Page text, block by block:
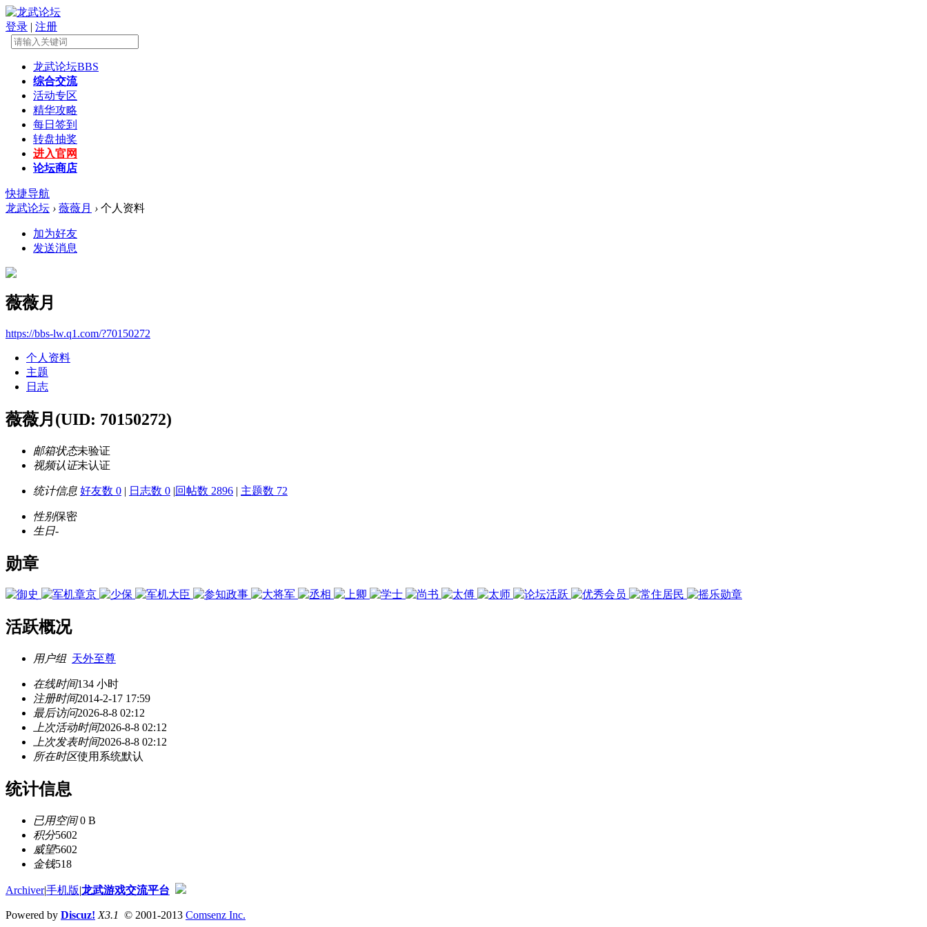
登录 | 注册
龙武论坛BBS
综合交流
活动专区
精华攻略
每日签到
转盘抽奖
进入官网
论坛商店
快捷导航
龙武论坛 › 薇薇月 › 个人资料
加为好友
发送消息
薇薇月
https://bbs-lw.q1.com/?70150272
个人资料
主题
日志
薇薇月 (UID: 70150272)
邮箱状态未验证
视频认证未认证
统计信息 好友数 0 | 日志数 0 |回帖数 2896 | 主题数 72
性别保密
生日-
勋章
活跃概况
用户组 天外至尊
在线时间134 小时
注册时间2014-2-17 17:59
最后访问2026-8-8 02:12
上次活动时间2026-8-8 02:12
上次发表时间2026-8-8 02:12
所在时区使用系统默认
统计信息
已用空间0 B
积分5602
威望5602
金钱518
Archiver|手机版|龙武游戏交流平台
Powered by Discuz! X3.1 © 2001-2013 Comsenz Inc.